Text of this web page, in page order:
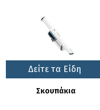
Δείτε τα Είδη
Σκουπάκια